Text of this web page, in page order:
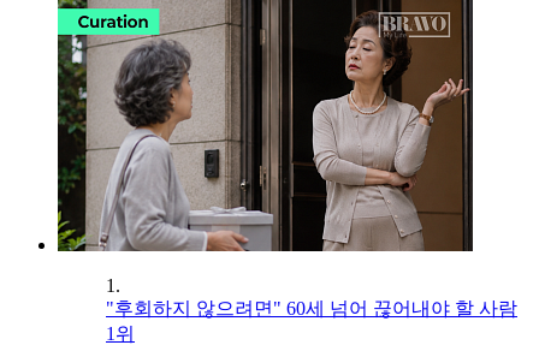
1.
"후회하지 않으려면" 60세 넘어 끊어내야 할 사람
1위